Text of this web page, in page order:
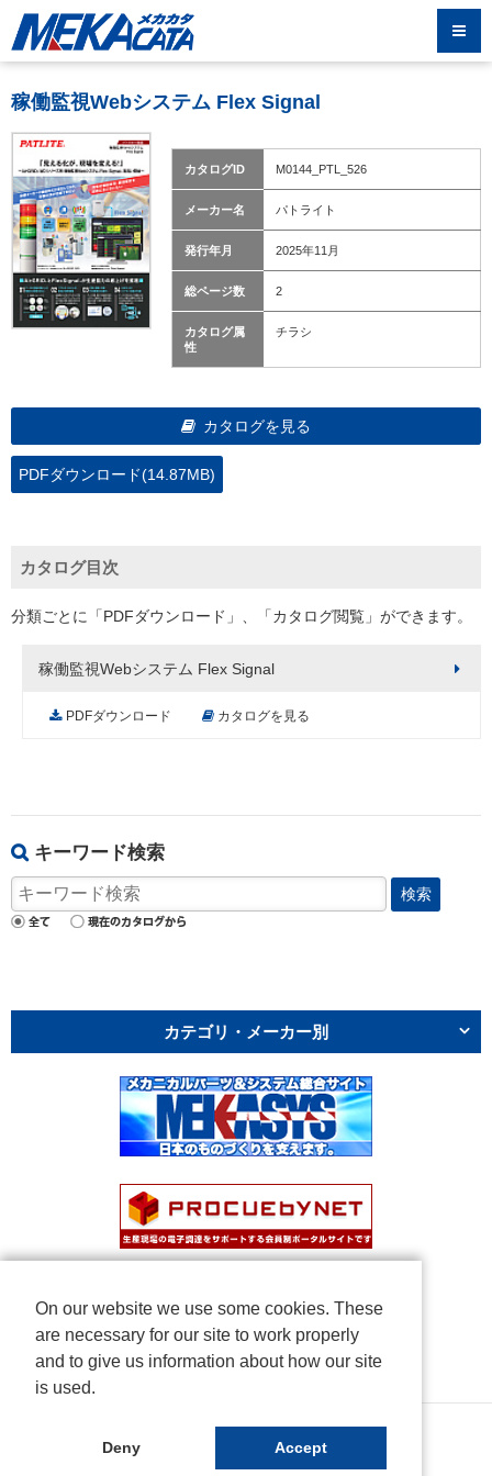
稼働監視Webシステム Flex Signal
カタログID M0144_PTL_526
メーカー名 パトライト
発行年月 2025年11月
総ページ数 2
カタログ属
性
チラシ
カタログを見る
PDFダウンロード(14.87MB)
カタログ目次
分類ごとに「PDFダウンロード」、「カタログ閲覧」ができます。
稼働監視Webシステム Flex Signal
PDFダウンロード カタログを見る
キーワード検索
検索
カテゴリ・メーカー別
On our website we use some cookies. These
are necessary for our site to work properly
and to give us information about how our site
is used.
Deny Accept